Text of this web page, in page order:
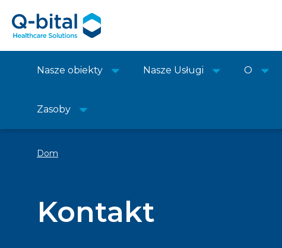
Nasze obiekty Nasze Usługi O
Zasoby
Dom
Kontakt